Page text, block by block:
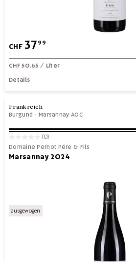
CHF 3799
CHF 50.65 / Liter
Details
Frankreich
Burgund - Marsannay AOC
(0)
Domaine Pernot Pére & Fils
Marsannay 2024
ausgewogen